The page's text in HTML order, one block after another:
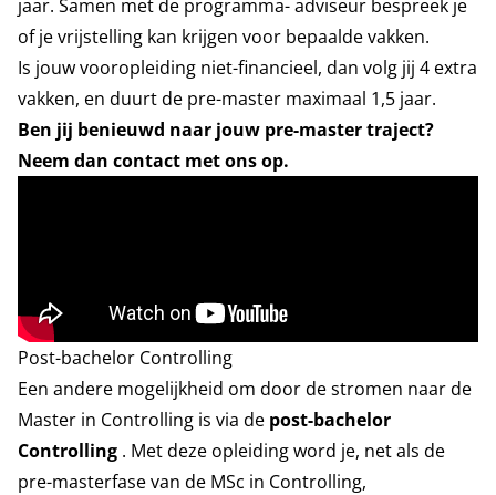
jaar. Samen met de programma- adviseur bespreek je
of je vrijstelling kan krijgen voor bepaalde vakken.
Is jouw vooropleiding niet-financieel, dan volg jij 4 extra
vakken, en duurt de pre-master maximaal 1,5 jaar.
Ben jij benieuwd naar jouw pre-master traject?
Neem dan contact met ons op.
Post-bachelor Controlling
Een andere mogelijkheid om door de stromen naar de
Master in Controlling is via de post-bachelor
Controlling . Met deze opleiding word je, net als de
pre-masterfase van de MSc in Controlling,